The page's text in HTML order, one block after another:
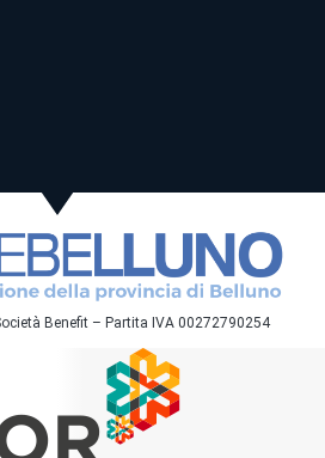
Benefit – Partita IVA 00272790254